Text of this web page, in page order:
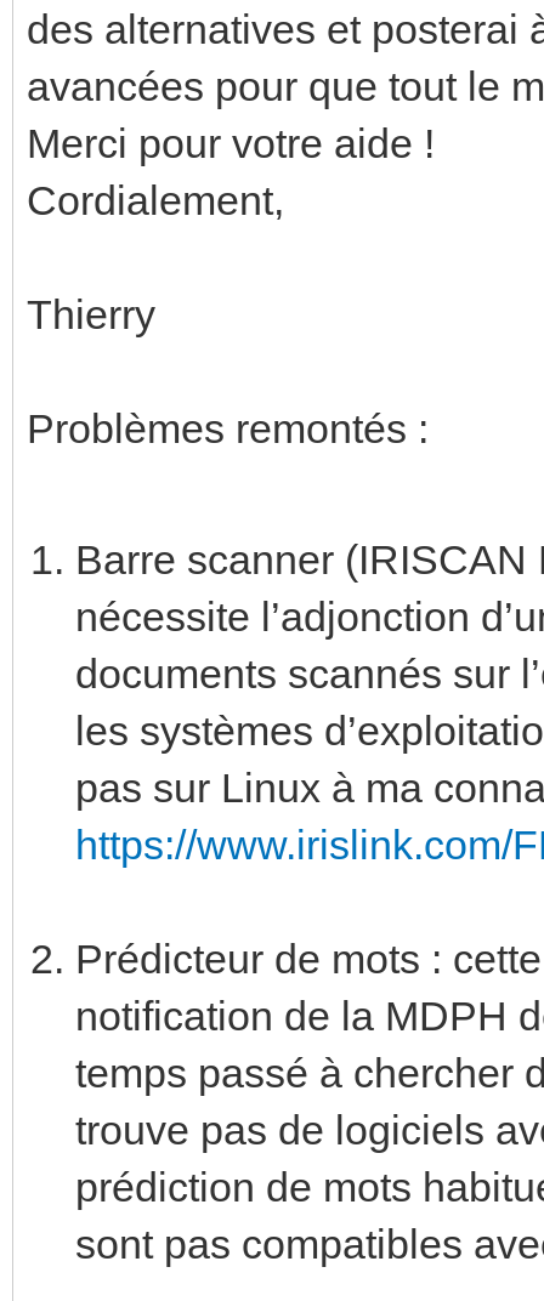
des alternatives et posterai
avancées pour que tout le
Merci pour votre aide !
Cordialement,
Thierry
Problèmes remontés :
Barre scanner
nécessite l’adjonction
documents scannés sur
les systèmes
pas sur Linux à ma
https://www.irislink.com/
Prédicteur de mots :
notification de la MDPH
temps passé à chercher
trouve pas de logiciels
prédiction de mots
sont pas compatibles